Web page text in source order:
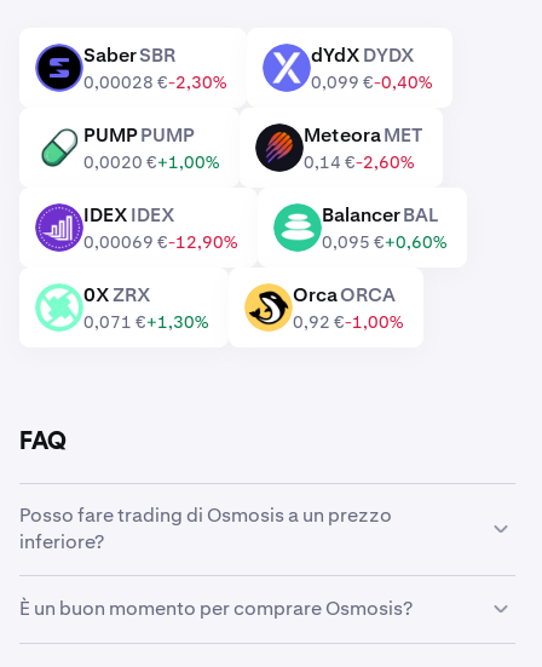
SBR SaberSBR
0,00028 €-2,30%
DYDX dYdXDYDX
0,099 €-0,40%
PUMP PUMPPUMP
0,0020 €+1,00%
MET MeteoraMET
0,14 €-2,60%
IDEX IDEXIDEX
0,00069 €-12,90%
BAL BalancerBAL
0,095 €+0,60%
ZRX 0XZRX
0,071 €+1,30%
ORCA OrcaORCA
0,92 €-1,00%
FAQ
Posso fare trading di Osmosis a un prezzo
inferiore?
acquistare automaticamente Osmosis quando è
disponibile a un prezzo inferiore.
È un buon momento per comprare Osmosis?